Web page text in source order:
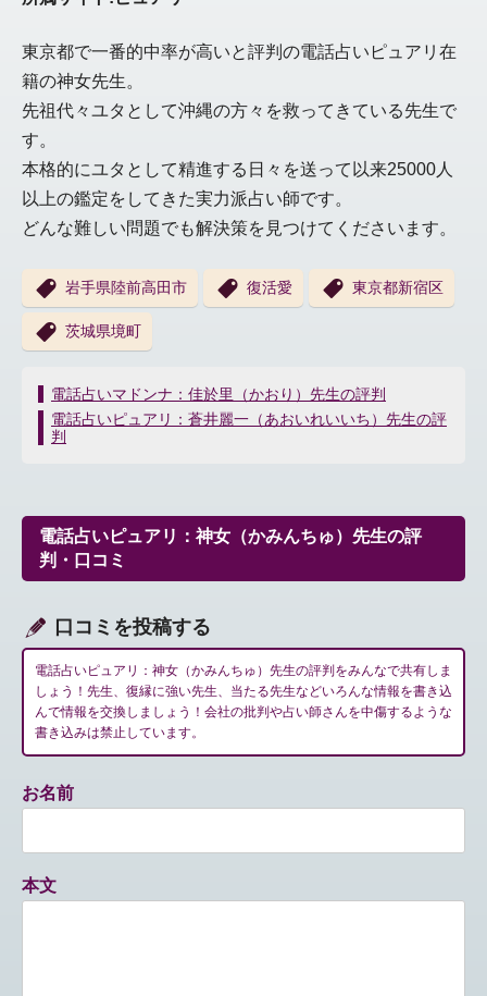
東京都で一番的中率が高いと評判の電話占いピュアリ在
籍の神女先生。
先祖代々ユタとして沖縄の方々を救ってきている先生で
す。
本格的にユタとして精進する日々を送って以来25000人
以上の鑑定をしてきた実力派占い師です。
どんな難しい問題でも解決策を見つけてくださいます。
岩手県陸前高田市 復活愛 東京都新宿区
茨城県境町
投
稿
ナ
シ
ョ
ン
電話占いマドンナ：佳於里（かおり）先生の評判
電話占いピュアリ：蒼井麗一（あおいれいいち）先生の評
判
電話占いピュアリ：神女（かみんちゅ）先生の評
判・口コミ
口コミを投稿する
電話占いピュアリ：神女（かみんちゅ）先生の評判をみんなで共有しま
しょう！先生、復縁に強い先生、当たる先生などいろんな情報を書き込
んで情報を交換しましょう！会社の批判や占い師さんを中傷するような
書き込みは禁止しています。
お名前
本文